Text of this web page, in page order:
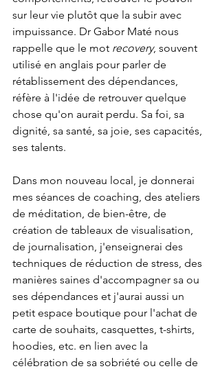
sur leur vie plutôt que la subir avec
impuissance. Dr Gabor Maté nous
rappelle que le mot recovery, souvent
utilisé en anglais pour parler de
rétablissement des dépendances,
réfère à l'idée de retrouver quelque
chose qu'on aurait perdu. Sa foi, sa
dignité, sa santé, sa joie, ses capacités,
ses talents.
Dans mon nouveau local, je donnerai
mes séances de coaching, des ateliers
de méditation, de bien-être, de
création de tableaux de visualisation,
de journalisation, j'enseignerai des
techniques de réduction de stress, des
manières saines d'accompagner sa ou
ses dépendances et j'aurai aussi un
petit espace boutique pour l'achat de
carte de souhaits, casquettes, t-shirts,
hoodies, etc. en lien avec la
célébration de sa sobriété ou celle de